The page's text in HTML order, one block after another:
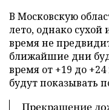
В Московскую
лето, однако
время не
ближайшие дни
время от +19 до
будут показывать
Прекращение